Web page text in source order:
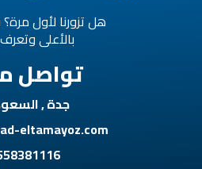
هل تزورنا لأول
بالأعلى وتعرف
تواصل
جدة ,
eltamayoz.com